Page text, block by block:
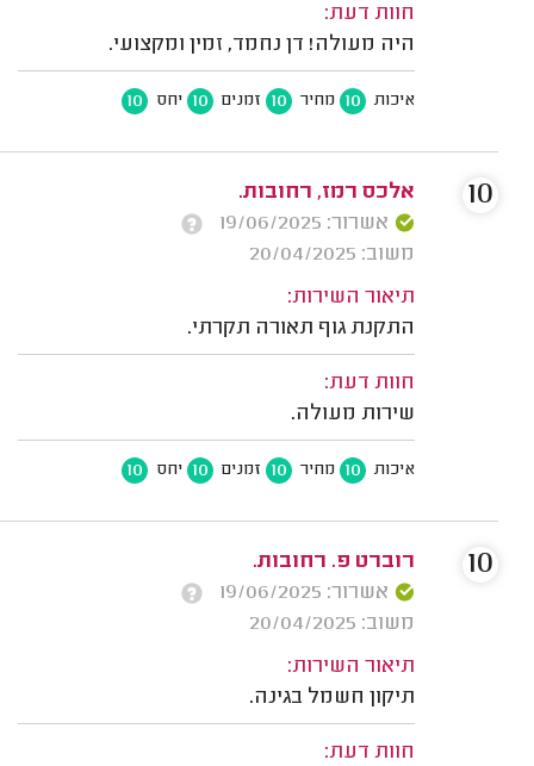
חוות דעת:
היה מעולה! דן נחמד, זמין ומקצועי.
איכות 10 מחיר 10 זמנים 10 יחס 10
אלכס רמז, רחובות.
אשרור: 19/06/2025
משוב: 20/04/2025
תיאור השירות:
התקנת גוף תאורה תקרתי.
חוות דעת:
שירות מעולה.
איכות 10 מחיר 10 זמנים 10 יחס 10
10
רוברט פ. רחובות.
אשרור: 19/06/2025
משוב: 20/04/2025
תיאור השירות:
תיקון חשמל בגינה.
חוות דעת:
10